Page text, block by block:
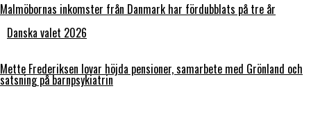
Malmöbornas inkomster från Danmark har fördubblats på tre år
Danska valet 2026
Mette Frederiksen lovar höjda pensioner, samarbete med Grönland och
satsning på barnpsykiatrin